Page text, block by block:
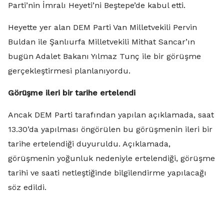
Parti’nin İmralı Heyeti’ni Beştepe’de kabul etti.
Heyette yer alan DEM Parti Van Milletvekili Pervin
Buldan ile Şanlıurfa Milletvekili Mithat Sancar’ın
bugün Adalet Bakanı Yılmaz Tunç ile bir görüşme
gerçekleştirmesi planlanıyordu.
Görüşme ileri bir tarihe ertelendi
Ancak DEM Parti tarafından yapılan açıklamada, saat
13.30’da yapılması öngörülen bu görüşmenin ileri bir
tarihe ertelendiği duyuruldu. Açıklamada,
görüşmenin yoğunluk nedeniyle ertelendiği, görüşme
tarihi ve saati netleştiğinde bilgilendirme yapılacağı
söz edildi.